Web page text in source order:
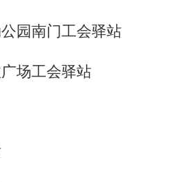
园南门工会驿站
场工会驿站